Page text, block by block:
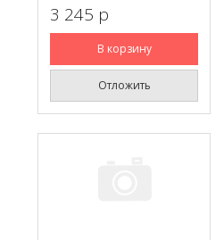
3 245 p
В корзину
Отложить